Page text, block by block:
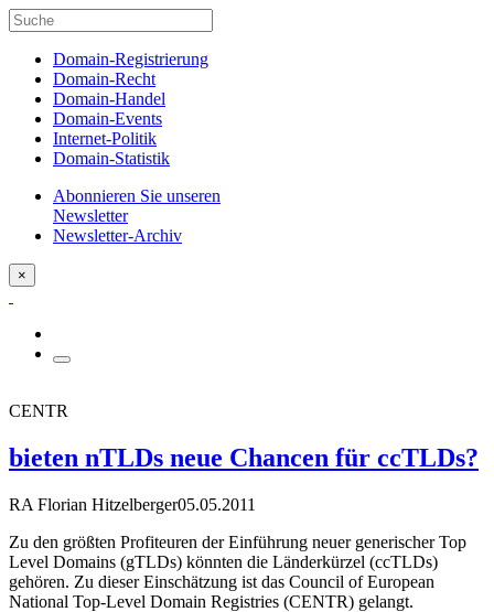
Domain-Registrierung
Domain-Recht
Domain-Handel
Domain-Events
Internet-Politik
Domain-Statistik
Abonnieren Sie unseren
Newsletter
Newsletter-Archiv
×
CENTR
bieten nTLDs neue Chancen für ccTLDs?
RA Florian Hitzelberger05.05.2011
Zu den größten Profiteuren der Einführung neuer generischer Top
Level Domains (gTLDs) könnten die Länderkürzel (ccTLDs)
gehören. Zu dieser Einschätzung ist das Council of European
National Top-Level Domain Registries (CENTR) gelangt.